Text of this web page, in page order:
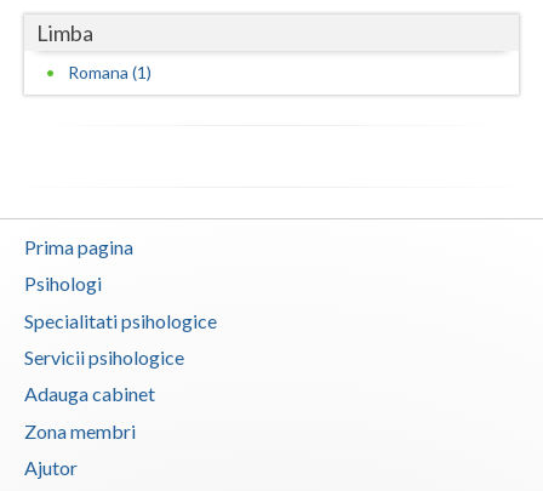
Vaslui
Vrancea
Limba
Romana (1)
Prima pagina
Psihologi
Specialitati psihologice
Servicii psihologice
Adauga cabinet
Zona membri
Ajutor